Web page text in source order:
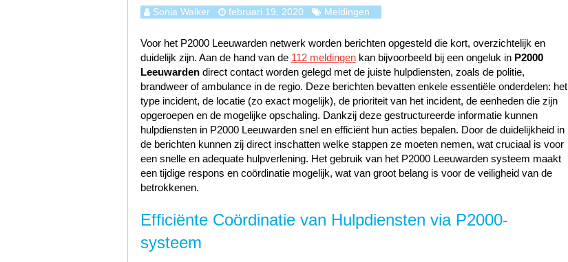
Sonia Walker februari 19, 2020 Meldingen
Voor het P2000 Leeuwarden netwerk worden berichten opgesteld die kort, overzichtelijk en
duidelijk zijn. Aan de hand van de 112 meldingenkan bijvoorbeeld bij een ongeluk in P2000
Leeuwardendirect contact worden gelegd met de juiste hulpdiensten, zoals de politie,
brandweer of ambulance in de regio. Deze berichten bevatten enkele essentiële onderdelen: het
type incident, de locatie (zo exact mogelijk), de prioriteit van het incident, de eenheden die zijn
opgeroepen en de mogelijke opschaling. Dankzij deze gestructureerde informatie kunnen
hulpdiensten in P2000 Leeuwarden snel en efficiënt hun acties bepalen. Door de duidelijkheid in
de berichten kunnen zij direct inschatten welke stappen ze moeten nemen, wat cruciaal is voor
een snelle en adequate hulpverlening. Het gebruik van het P2000 Leeuwarden systeem maakt
een tijdige respons en coördinatie mogelijk, wat van groot belang is voor de veiligheid van de
betrokkenen.
Efficiënte Coördinatie van Hulpdiensten via P2000-
systeem